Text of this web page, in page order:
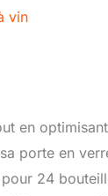
vin
en
porte en
24